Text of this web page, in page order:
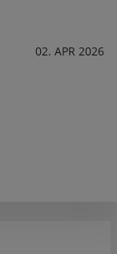
02. APR 2026